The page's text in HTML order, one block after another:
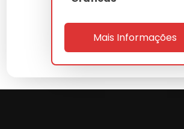
Mais Informações